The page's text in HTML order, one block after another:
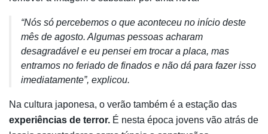
“Nós só percebemos o que aconteceu no início deste
mês de agosto. Algumas pessoas acharam
desagradável e eu pensei em trocar a placa, mas
entramos no feriado de finados e não dá para fazer isso
imediatamente”, explicou.
Na cultura japonesa, o verão também é a estação das
experiências de terror. É nesta época jovens vão atrás de